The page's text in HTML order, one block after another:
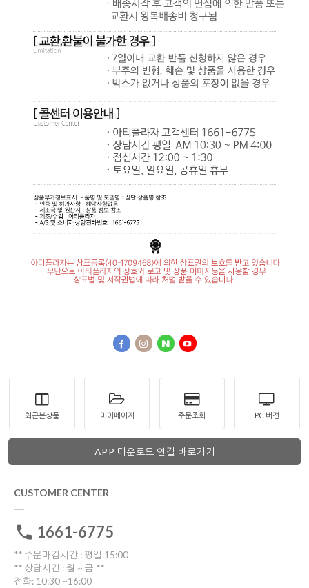
최근본상품 마이페이지 주문조회 PC 버젼
APP 다운로드 연결 바로가기
CUSTOMER CENTER
1661-6775
** 주문마감시간 : 평일 15:00
** 상담시간 : 월 ~ 금 **
전화: 10:30 ~16:00